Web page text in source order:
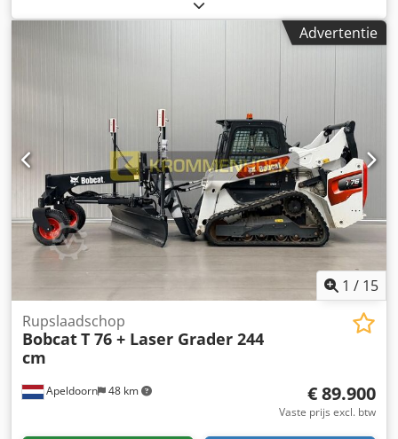
Dcjdpfsyi I Rnex Ahgjk
Advertentie
1 / 15
Apeldoorn 48 km
Rupslaadschop
BobcatT 76 + Laser Grader 244
cm
€ 89.900
Vaste prijs excl. btw